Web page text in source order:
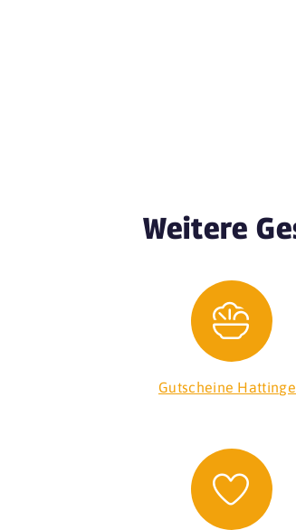
Weitere
Gutscheine